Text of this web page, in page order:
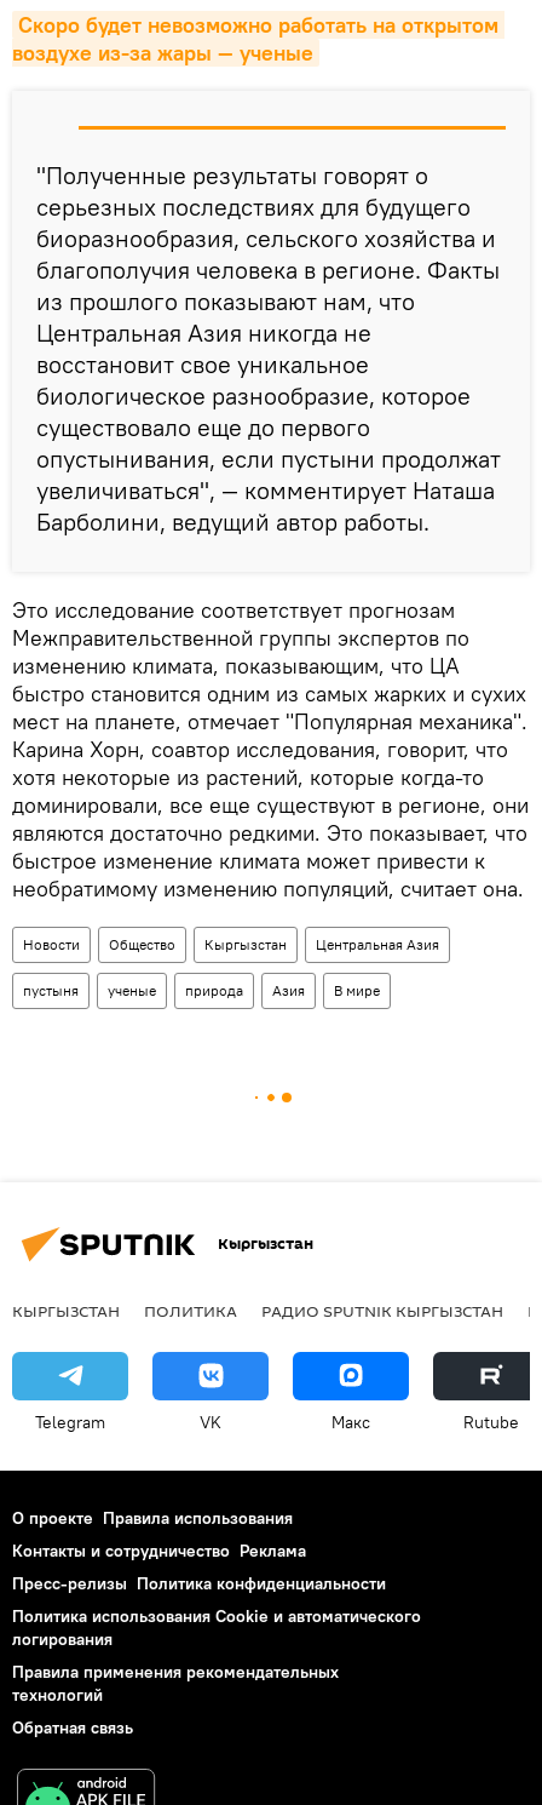
Скоро будет невозможно работать на открытом
воздухе из-за жары — ученые
"Полученные результаты говорят о
серьезных последствиях для будущего
биоразнообразия, сельского хозяйства и
благополучия человека в регионе. Факты
из прошлого показывают нам, что
Центральная Азия никогда не
восстановит свое уникальное
биологическое разнообразие, которое
существовало еще до первого
опустынивания, если пустыни продолжат
увеличиваться", — комментирует Наташа
Барболини, ведущий автор работы.
Это исследование соответствует прогнозам
Межправительственной группы экспертов по
изменению климата, показывающим, что ЦА
быстро становится одним из самых жарких и сухих
мест на планете, отмечает "Популярная механика".
Карина Хорн, соавтор исследования, говорит, что
хотя некоторые из растений, которые когда-то
доминировали, все еще существуют в регионе, они
являются достаточно редкими. Это показывает, что
быстрое изменение климата может привести к
необратимому изменению популяций, считает она.
Новости Общество Кыргызстан Центральная Азия
пустыня ученые природа Азия В мире
Кыргызстан
КЫРГЫЗСТАН ПОЛИТИКА РАДИО SPUTNIK КЫРГЫЗСТАН
Telegram VK Макс Rutube
О проекте Правила использования
Контакты и сотрудничество Реклама
Пресс-релизы Политика конфиденциальности
Политика использования Cookie и автоматического
логирования
Правила применения рекомендательных
технологий
Обратная связь